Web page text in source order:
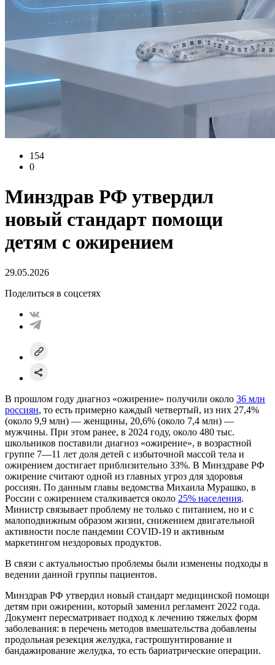
154
0
Минздрав РФ утвердил
новый стандарт помощи
детям с ожирением
29.05.2026
Поделиться в соцсетях
В прошлом году диагноз «ожирение» получили около 36 млн
россиян, то есть примерно каждый четвертый, из них 27,4%
(около 9,9 млн) — женщины, 20,6% (около 7,4 млн) —
мужчины. При этом ранее, в 2024 году, около 480 тыс.
школьников поставили диагноз «ожирение», в возрастной
группе 7—11 лет доля детей с избыточной массой тела и
ожирением достигает приблизительно 33%. В Минздраве РФ
ожирение считают одной из главных угроз для здоровья
россиян. По данным главы ведомства Михаила Мурашко, в
России с ожирением сталкивается около 25% населения.
Министр связывает проблему не только с питанием, но и с
малоподвижным образом жизни, снижением двигательной
активности после пандемии COVID-19 и активным
маркетингом нездоровых продуктов.
В связи с актуальностью проблемы были изменены подходы в
ведении данной группы пациентов.
Минздрав РФ утвердил новый стандарт медицинской помощи
детям при ожирении, который заменил регламент 2022 года.
Документ пересматривает подход к лечению тяжелых форм
заболевания: в перечень методов вмешательства добавлены
продольная резекция желудка, гастрошунтирование и
бандажирование желудка, то есть бариатрические операции.